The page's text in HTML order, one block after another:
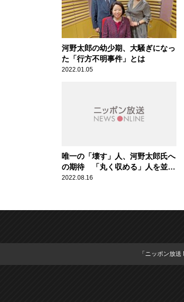
河野太郎の幼少期、大騒ぎになっ
た「行方不明事件」とは
2022.01.05
唯一の「壊す」人、河野太郎氏へ
の期待 「丸く収める」人を並べ
た岸田改造内閣
2022.08.16
「ニッポン放